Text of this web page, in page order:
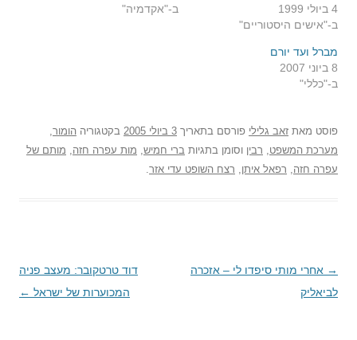
4 ביולי 1999
ב-"אישים היסטוריים"
ב-"אקדמיה"
מברל ועד יורם
8 ביוני 2007
ב-"כללי"
פוסט מאת זאב גלילי פורסם בתאריך 3 ביולי 2005 בקטגוריה הומור
מערכת המשפט
רבין וסומן בתגיות ברי חמיש מות עפרה חזה
מותם של
עפרה חזה
רפאל איתן רצח השופט עדי אזר
ניווט
בפוסטים
→ אחרי מותי סיפדו לי – אזכרה
לביאליק
דוד טרטקובר: מעצב פניה
המכוערות של ישראל ←